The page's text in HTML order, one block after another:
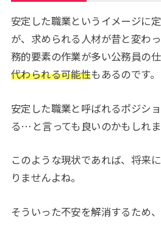
安定した職業というイメージに
が、求められる人材が昔と変わ
務的要素の作業が多い公務員の
代わられる可能性もあるのです。
安定した職業と呼ばれるポジシ
る…と言っても良いのかもしれま
このような現状であれば、将来
りませんよね。
そういった不安を解消するため